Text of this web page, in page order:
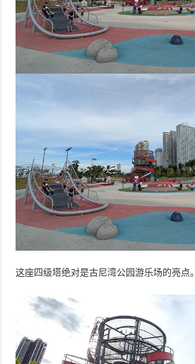
这座四级塔绝对是古尼湾公园游乐场的亮点。